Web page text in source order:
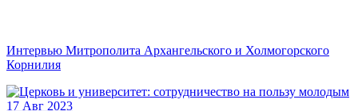
Интервью Митрополита Архангельского и Холмогорского
Корнилия
17 Авг 2023